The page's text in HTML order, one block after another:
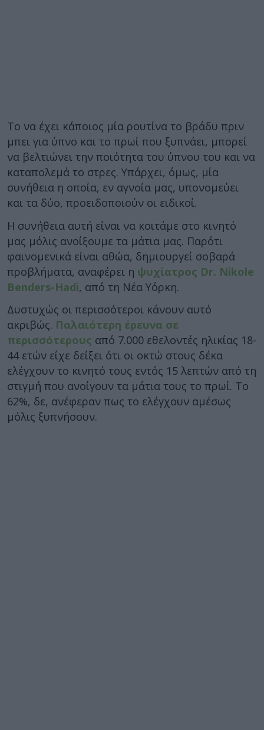
Το να έχει κάποιος μία ρουτίνα το βράδυ πριν
μπει για ύπνο και το πρωί που ξυπνάει, μπορεί
να βελτιώνει την ποιότητα του ύπνου του και να
καταπολεμά το στρες. Υπάρχει, όμως, μία
συνήθεια η οποία, εν αγνοία μας, υπονομεύει
και τα δύο, προειδοποιούν οι ειδικοί.
Η συνήθεια αυτή είναι να κοιτάμε στο κινητό
μας μόλις ανοίξουμε τα μάτια μας. Παρότι
φαινομενικά είναι αθώα, δημιουργεί σοβαρά
προβλήματα, αναφέρει η ψυχίατρος Dr. Nikole
Benders-Hadi, από τη Νέα Υόρκη.
Δυστυχώς οι περισσότεροι κάνουν αυτό
ακριβώς. Παλαιότερη έρευνα σε
περισσότερους από 7.000 εθελοντές ηλικίας 18-
44 ετών είχε δείξει ότι οι οκτώ στους δέκα
ελέγχουν το κινητό τους εντός 15 λεπτών από τη
στιγμή που ανοίγουν τα μάτια τους το πρωί. Το
62%, δε, ανέφεραν πως το ελέγχουν αμέσως
μόλις ξυπνήσουν.